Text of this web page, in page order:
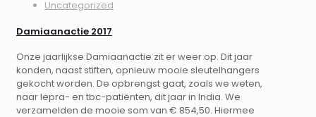
Uncategorized
Damiaanactie 2017
Onze jaarlijkse Damiaanactie zit er weer op. Dit jaar
konden, naast stiften, opnieuw mooie sleutelhangers
gekocht worden. De opbrengst gaat, zoals we weten,
naar lepra- en tbc-patiënten, dit jaar in India. We
verzamelden de mooie som van € 854,50. Hiermee